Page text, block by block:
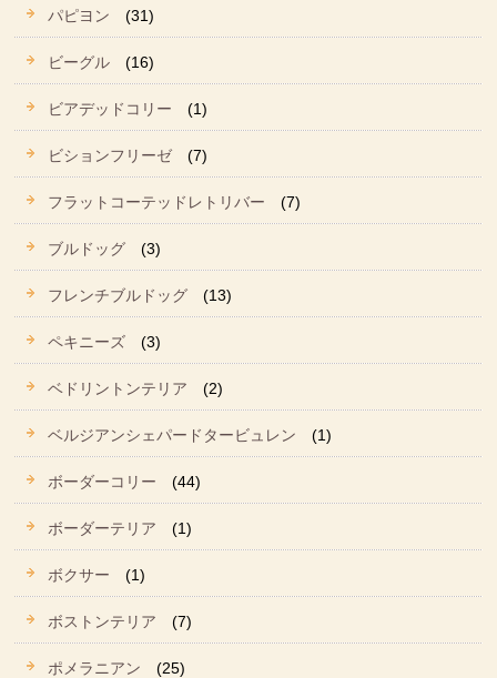
パピヨン (31)
ビーグル (16)
ビアデッドコリー (1)
ビションフリーゼ (7)
フラットコーテッドレトリバー (7)
ブルドッグ (3)
フレンチブルドッグ (13)
ペキニーズ (3)
ベドリントンテリア (2)
ベルジアンシェパードタービュレン (1)
ボーダーコリー (44)
ボーダーテリア (1)
ボクサー (1)
ボストンテリア (7)
ポメラニアン (25)